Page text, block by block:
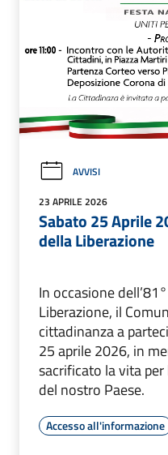
AVVISI
23 APRILE 2026
Sabato 25 Aprile
della Liberazione
In occasione
Liberazione, il
cittadinanza a
25 aprile 2026, in
sacrificato la vita
del nostro Paese.
Accesso all'informazione